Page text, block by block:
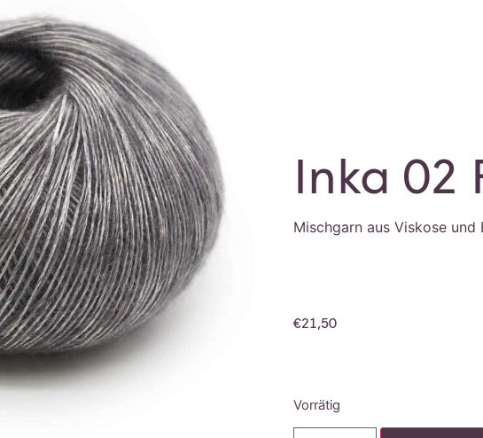
Inka 02
Mischgarn aus Viskose und
€21,50
Vorrätig